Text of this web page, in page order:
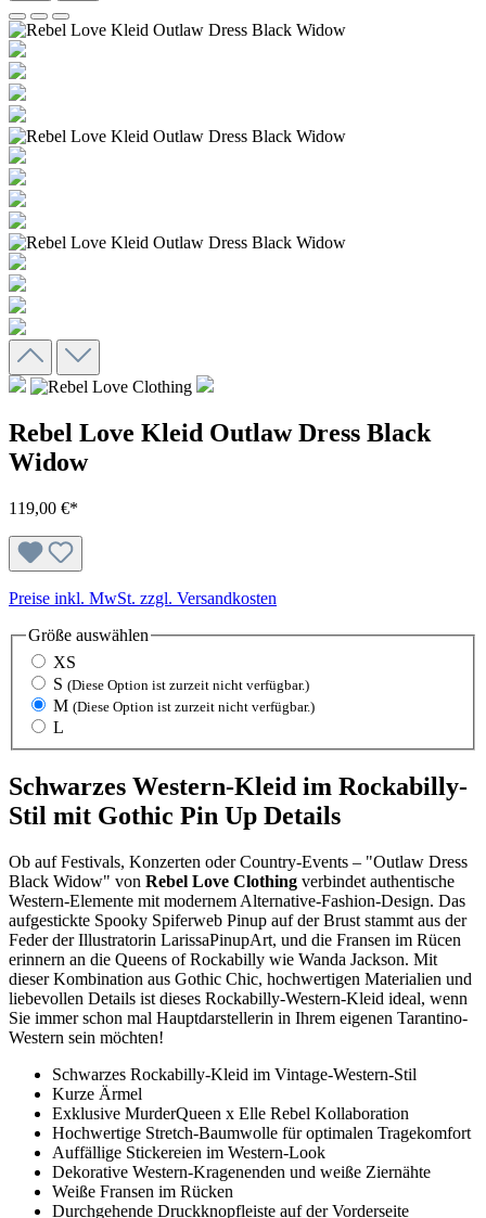
Rebel Love Kleid Outlaw Dress Black
Widow
119,00 €*
Preise inkl. MwSt. zzgl. Versandkosten
Größe auswählen
XS
S (Diese Option ist zurzeit nicht verfügbar.)
M (Diese Option ist zurzeit nicht verfügbar.)
L
Schwarzes Western-Kleid im Rockabilly-
Stil mit Gothic Pin Up Details
Ob auf Festivals, Konzerten oder Country-Events – "Outlaw Dress
Black Widow" von Rebel Love Clothing verbindet authentische
Western-Elemente mit modernem Alternative-Fashion-Design. Das
aufgestickte Spooky Spiferweb Pinup auf der Brust stammt aus der
Feder der Illustratorin LarissaPinupArt, und die Fransen im Rücen
erinnern an die Queens of Rockabilly wie Wanda Jackson. Mit
dieser Kombination aus Gothic Chic, hochwertigen Materialien und
liebevollen Details ist dieses Rockabilly-Western-Kleid ideal, wenn
Sie immer schon mal Hauptdarstellerin in Ihrem eigenen Tarantino-
Western sein möchten!
Schwarzes Rockabilly-Kleid im Vintage-Western-Stil
Kurze Ärmel
Exklusive MurderQueen x Elle Rebel Kollaboration
Hochwertige Stretch-Baumwolle für optimalen Tragekomfort
Auffällige Stickereien im Western-Look
Dekorative Western-Kragenenden und weiße Ziernähte
Weiße Fransen im Rücken
Durchgehende Druckknopfleiste auf der Vorderseite